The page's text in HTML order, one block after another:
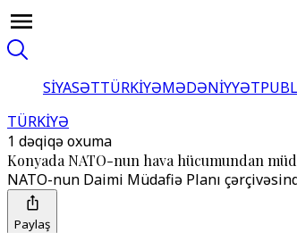
SİYASƏTTÜRKİYƏMƏDƏNİYYƏT
TÜRKİYƏ
1 dəqiqə oxuma
Konyada NATO-nun hava hücumundan
NATO-nun Daimi Müdafiə Planı
Paylaş